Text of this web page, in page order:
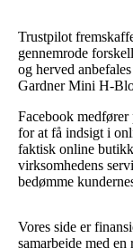
Trustpilot
gennemrode
og herved
Gardner Mini H-
Facebook medfører
for at få indsigt i
faktisk online
virksomhedens
bedømme
Vores side er
samarbejde med